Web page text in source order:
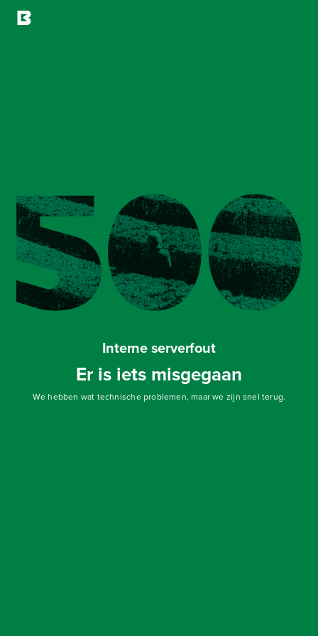
Interne serverfout
Er is iets misgegaan
We hebben wat technische problemen, maar we zijn snel terug.